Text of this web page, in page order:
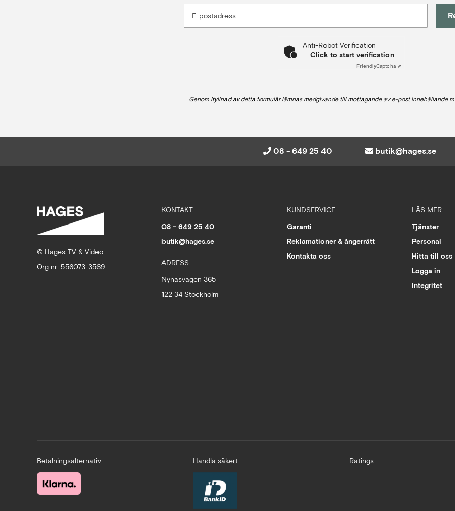
E-postadress
Anti-Robot Verification
Click to start verification
FriendlyCaptcha ⇗
Genom ifyllnad av detta formulär lämnas medgivande till mottagande av e-post innehållande
08 - 649 25 40 butik@hages.se
© Hages TV & Video
Org nr: 556073-3569
KONTAKT
08 - 649 25 40
butik@hages.se
ADRESS
Nynäsvägen 365
122 34 Stockholm
KUNDSERVICE
Garanti
Reklamationer & ångerrätt
Kontakta oss
LÄS MER
Tjänster
Personal
Hitta till oss
Logga in
Integritet
Betalningsalternativ Handla säkert Ratings